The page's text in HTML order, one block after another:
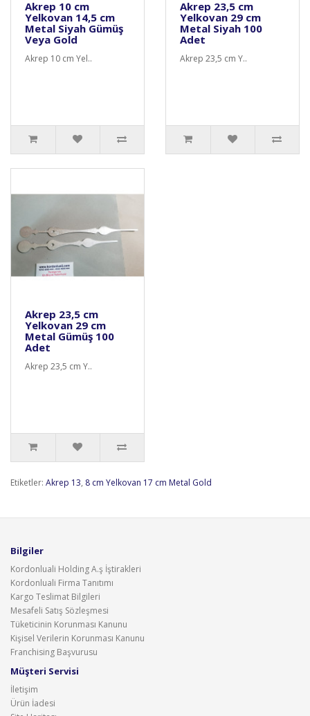
Akrep 10 cm
Yelkovan 14,5 cm
Metal Siyah Gümüş
Veya Gold
Akrep 10 cm Yel..
Akrep 23,5 cm
Yelkovan 29 cm
Metal Siyah 100
Adet
Akrep 23,5 cm Y..
Akrep 23,5 cm
Yelkovan 29 cm
Metal Gümüş 100
Adet
Akrep 23,5 cm Y..
Etiketler: Akrep 13, 8 cm Yelkovan 17 cm Metal Gold
Bilgiler
Kordonluali Holding A.ş İştirakleri
Kordonluali Firma Tanıtımı
Kargo Teslimat Bilgileri
Mesafeli Satış Sözleşmesi
Tüketicinin Korunması Kanunu
Kişisel Verilerin Korunması Kanunu
Franchising Başvurusu
Müşteri Servisi
İletişim
Ürün İadesi